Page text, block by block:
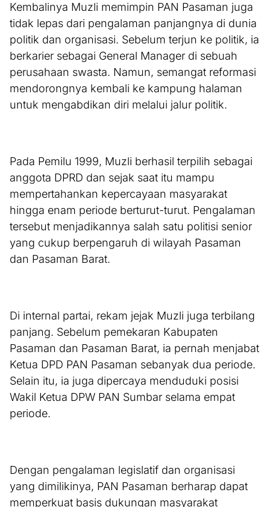
Kembalinya Muzli memimpin PAN Pasaman juga
tidak lepas dari pengalaman panjangnya di dunia
politik dan organisasi. Sebelum terjun ke politik, ia
berkarier sebagai General Manager di sebuah
perusahaan swasta. Namun, semangat reformasi
mendorongnya kembali ke kampung halaman
untuk mengabdikan diri melalui jalur politik.
Pada Pemilu 1999, Muzli berhasil terpilih sebagai
anggota DPRD dan sejak saat itu mampu
mempertahankan kepercayaan masyarakat
hingga enam periode berturut-turut. Pengalaman
tersebut menjadikannya salah satu politisi senior
yang cukup berpengaruh di wilayah Pasaman
dan Pasaman Barat.
Di internal partai, rekam jejak Muzli juga terbilang
panjang. Sebelum pemekaran Kabupaten
Pasaman dan Pasaman Barat, ia pernah menjabat
Ketua DPD PAN Pasaman sebanyak dua periode.
Selain itu, ia juga dipercaya menduduki posisi
Wakil Ketua DPW PAN Sumbar selama empat
periode.
Dengan pengalaman legislatif dan organisasi
yang dimilikinya, PAN Pasaman berharap dapat
memperkuat basis dukungan masyarakat